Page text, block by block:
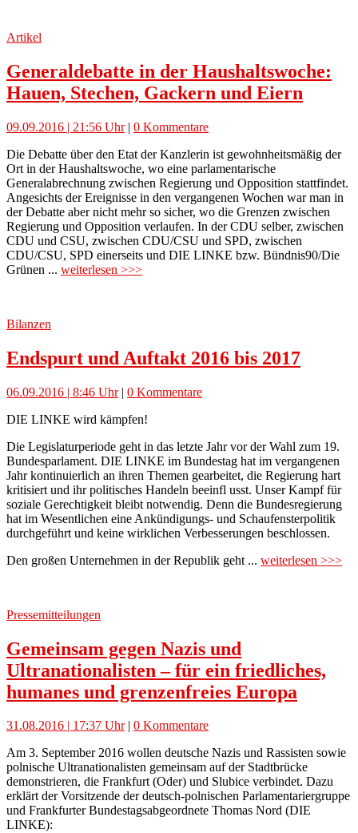
Artikel
Generaldebatte in der Haushaltswoche:
Hauen, Stechen, Gackern und Eiern
09.09.2016 | 21:56 Uhr| 0 Kommentare
Die Debatte über den Etat der Kanzlerin ist gewohnheitsmäßig der
Ort in der Haushaltswoche, wo eine parlamentarische
Generalabrechnung zwischen Regierung und Opposition stattfindet.
Angesichts der Ereignisse in den vergangenen Wochen war man in
der Debatte aber nicht mehr so sicher, wo die Grenzen zwischen
Regierung und Opposition verlaufen. In der CDU selber, zwischen
CDU und CSU, zwischen CDU/CSU und SPD, zwischen
CDU/CSU, SPD einerseits und DIE LINKE bzw. Bündnis90/Die
Grünen ... weiterlesen >>>
Bilanzen
Endspurt und Auftakt 2016 bis 2017
06.09.2016 | 8:46 Uhr| 0 Kommentare
DIE LINKE wird kämpfen!
Die Legislaturperiode geht in das letzte Jahr vor der Wahl zum 19.
Bundesparlament. DIE LINKE im Bundestag hat im vergangenen
Jahr kontinuierlich an ihren Themen gearbeitet, die Regierung hart
kritisiert und ihr politisches Handeln beeinfl usst. Unser Kampf für
soziale Gerechtigkeit bleibt notwendig. Denn die Bundesregierung
hat im Wesentlichen eine Ankündigungs- und Schaufensterpolitik
durchgeführt und keine wirklichen Verbesserungen beschlossen.
Den großen Unternehmen in der Republik geht ... weiterlesen >>>
Pressemitteilungen
Gemeinsam gegen Nazis und
Ultranationalisten – für ein friedliches,
humanes und grenzenfreies Europa
31.08.2016 | 17:37 Uhr| 0 Kommentare
Am 3. September 2016 wollen deutsche Nazis und Rassisten sowie
polnische Ultranationalisten gemeinsam auf der Stadtbrücke
demonstrieren, die Frankfurt (Oder) und Slubice verbindet. Dazu
erklärt der Vorsitzende der deutsch-polnischen Parlamentariergruppe
und Frankfurter Bundestagsabgeordnete Thomas Nord (DIE
LINKE):